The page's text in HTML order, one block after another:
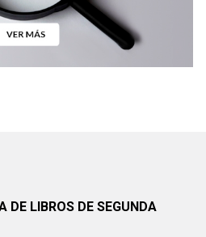
DE LIBROS DE SEGUNDA